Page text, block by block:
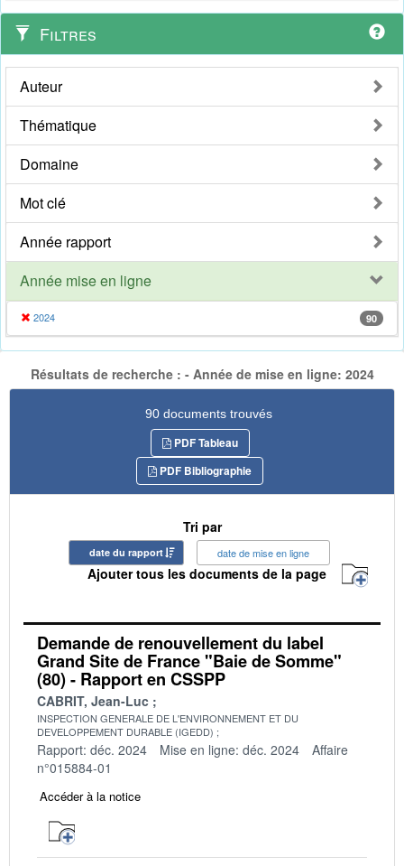
Filtres
Auteur
Thématique
Domaine
Mot clé
Année rapport
Année mise en ligne
2024 90
Résultats de recherche : - Année de mise en ligne: 2024
90 documents trouvés
PDF Tableau
PDF Bibliographie
Tri par
date du rapport date de mise en ligne
Ajouter tous les documents de la page
Demande de renouvellement du label
Grand Site de France "Baie de Somme"
(80) - Rapport en CSSPP
CABRIT, Jean-Luc
INSPECTION GENERALE DE L'ENVIRONNEMENT ET DU
DEVELOPPEMENT DURABLE (IGEDD)
Rapport: déc. 2024 Mise en ligne: déc. 2024
Affaire
n°015884-01
Accéder à la notice